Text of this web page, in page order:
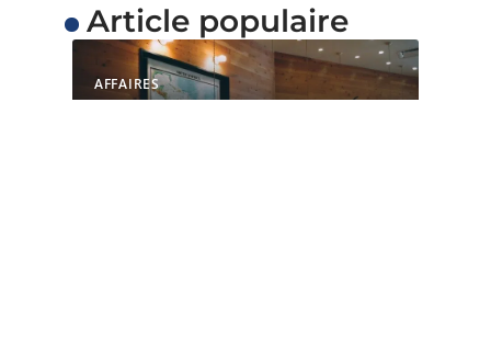
Article populaire
AFFAIRES